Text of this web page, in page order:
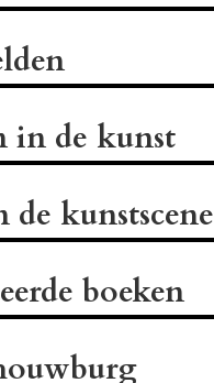
in de kunst
kunstscene
boeken